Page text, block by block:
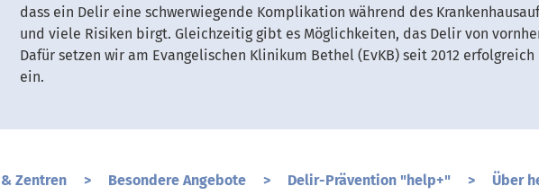
dass ein Delir eine schwerwiegende Komplikation während des
und viele Risiken birgt. Gleichzeitig gibt es Möglichkeiten, das Delir von
Dafür setzen wir am Evangelischen Klinikum Bethel (EvKB) seit 2012
ein.
Zentren > Besondere Angebote > Delir-Prävention "help+" > Über